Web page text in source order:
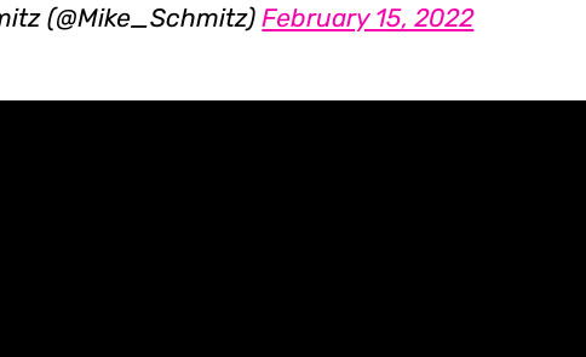
(@Mike_Schmitz)February 15, 2022